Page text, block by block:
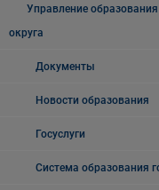
Управление
округа
Документы
Новости образования
Госуслуги
Система образования